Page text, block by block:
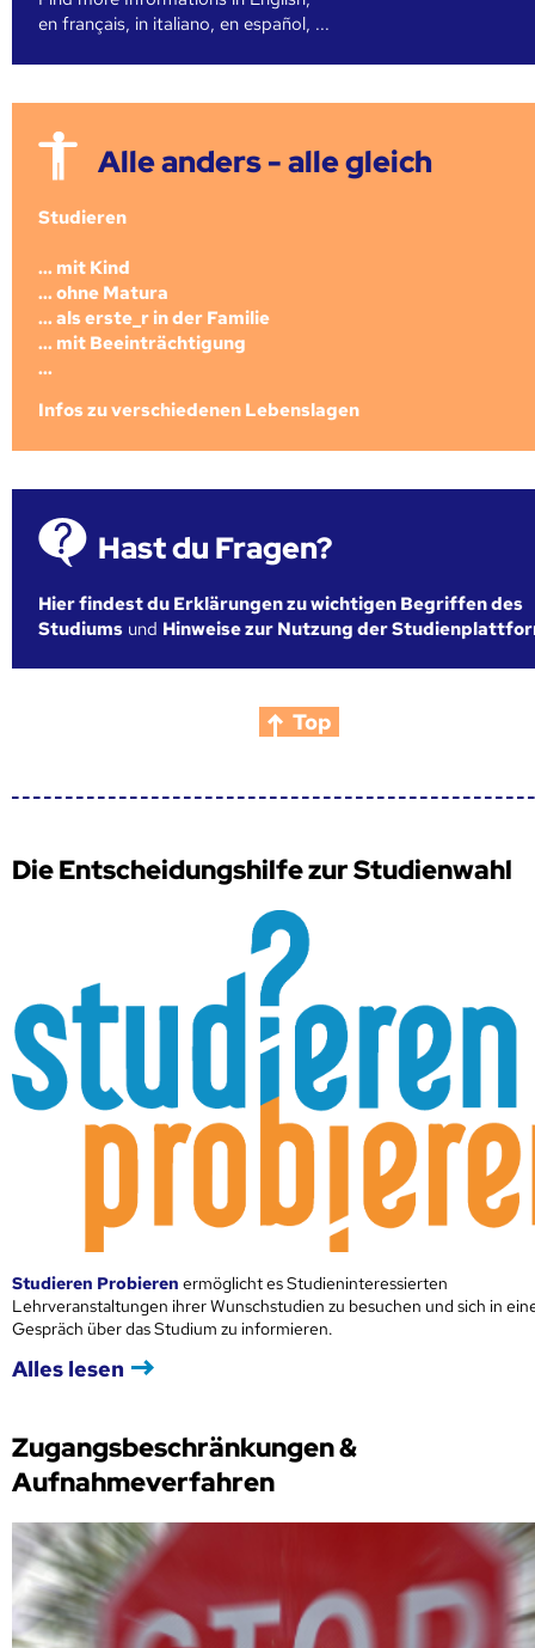
en français, in italiano, en español, ...
Alle anders - alle gleich
Studieren
... mit Kind
... ohne Matura
... als erste_r in der Familie
... mit Beeinträchtigung
...
Infos zu verschiedenen Lebenslagen
Hast du Fragen?
Hier findest du Erklärungen zu wichtigen Begriffen des
Studiums und Hinweise zur Nutzung der
Top
Die Entscheidungshilfe zur Studienwahl
Studieren Probieren ermöglicht es Studieninteressierten
Lehrveranstaltungen ihrer Wunschstudien zu besuchen und sich in
Gespräch über das Studium zu informieren.
Alles lesen
Zugangsbeschränkungen &
Aufnahmeverfahren